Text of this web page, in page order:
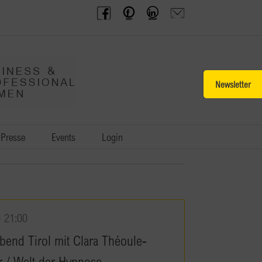
BPW
Austria
Offenes
Frauennetzwerk
BPW
Gruppe
Anfrage
schicken
Presse Events Login
Tirol mit Clara Théoule-
21:00
Sliding